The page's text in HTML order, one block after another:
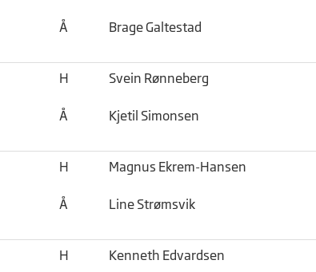
Å Brage Galtestad
H
Å
Svein Rønneberg
Kjetil Simonsen
H
Å
Magnus Ekrem-Hansen
Line Strømsvik
H Kenneth Edvardsen